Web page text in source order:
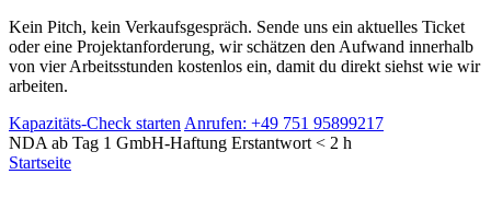
Kein Pitch, kein Verkaufsgespräch. Sende uns ein aktuelles Ticket
oder eine Projektanforderung, wir schätzen den Aufwand innerhalb
von vier Arbeitsstunden kostenlos ein, damit du direkt siehst wie wir
arbeiten.
Kapazitäts-Check starten Anrufen: +49 751 95899217
NDA ab Tag 1 GmbH-Haftung Erstantwort < 2 h
Startseite